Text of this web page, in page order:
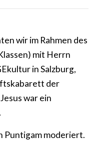
wir im Rahmen des
mit Herrn
in Salzburg,
der
war ein
Puntigam moderiert.